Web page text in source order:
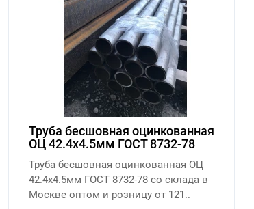
Труба бесшовная оцинкованная
ОЦ 42.4х4.5мм ГОСТ 8732-78
Труба бесшовная оцинкованная ОЦ
42.4х4.5мм ГОСТ 8732-78 со склада в
Москве оптом и розницу от 121..